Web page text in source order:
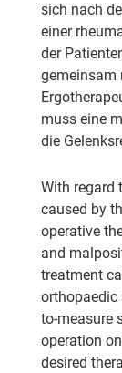
sich nach
einer
der
gemeinsam
muss eine
die
With regard
caused by
operative
and
treatment
orthopaedic
to-measure
operation
desired